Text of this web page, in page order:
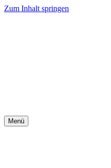
Zum Inhalt springen
Menü